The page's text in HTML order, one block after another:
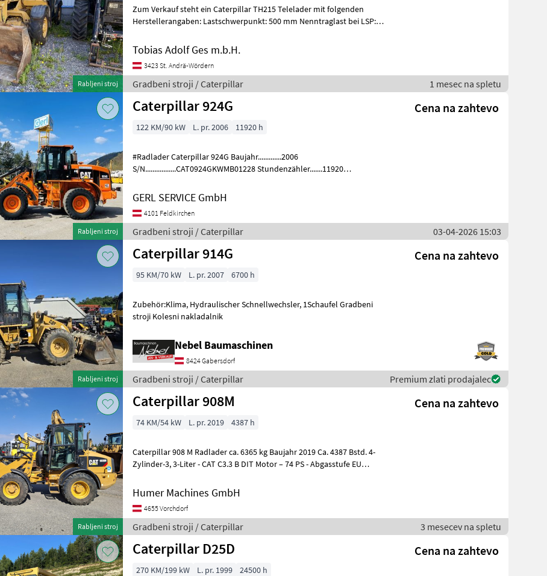
Rabljeni stroj
Zum Verkauf steht ein Caterpillar TH215 Telelader mit folgenden
Herstellerangaben: Lastschwerpunkt: 500 mm Nenntraglast bei LSP: 2,
Tobias Adolf Ges m.b.H.
3423 St. Andrä-Wördern
Gradbeni stroji / Caterpillar 1 mesec na spletu
Rabljeni stroj
Caterpillar 924G Cena na zahtevo
122 KM/90 kW L. pr. 2006 11920 h
#Radlader Caterpillar 924G Baujahr.............2006
S/N.................CAT0924GKWMB01228 Stundenzähler.......11920
GERL SERVICE GmbH
4101 Feldkirchen
Gradbeni stroji / Caterpillar 03-04-2026 15:03
Rabljeni stroj
Caterpillar 914G Cena na zahtevo
95 KM/70 kW L. pr. 2007 6700 h
Zubehör:Klima, Hydraulischer Schnellwechsler, 1Schaufel Gradbeni
stroji Kolesni nakladalnik
Nebel Baumaschinen
8424 Gabersdorf
Gradbeni stroji / Caterpillar Premium zlati prodajalec
Rabljeni stroj
Caterpillar 908M Cena na zahtevo
74 KM/54 kW L. pr. 2019 4387 h
Caterpillar 908 M Radlader ca. 6365 kg Baujahr 2019 Ca. 4387 Bstd. 4-
Zylinder-3, 3-Liter - CAT C3.3 B DIT Motor – 74 PS - Abgasstufe EU
Humer Machines GmbH
4655 Vorchdorf
Gradbeni stroji / Caterpillar 3 mesecev na spletu
Caterpillar D25D Cena na zahtevo
270 KM/199 kW L. pr. 1999 24500 h